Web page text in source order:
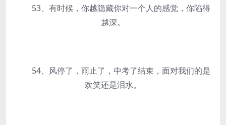
53、有时候，你越隐藏你对一个人的感觉，你陷得
越深。
54、风停了，雨止了，中考了结束，面对我们的是
欢笑还是泪水。